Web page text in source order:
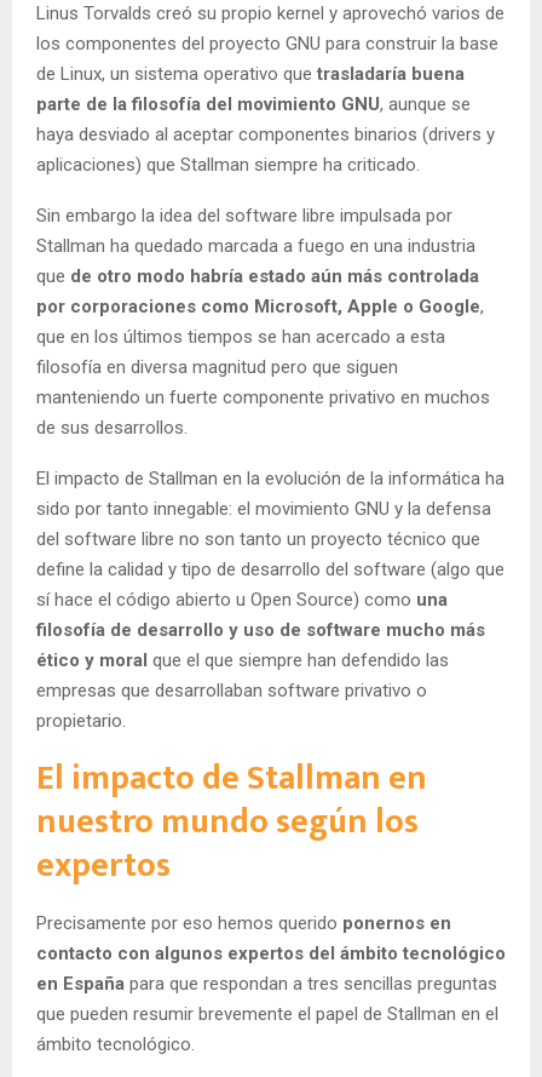
Linus Torvalds creó su propio kernel y aprovechó varios de
los componentes del proyecto GNU para construir la base
de Linux, un sistema operativo que trasladaría buena
parte de la filosofía del movimiento GNU, aunque se
haya desviado al aceptar componentes binarios (drivers y
aplicaciones) que Stallman siempre ha criticado.
Sin embargo la idea del software libre impulsada por
Stallman ha quedado marcada a fuego en una industria
que de otro modo habría estado aún más controlada
por corporaciones como Microsoft, Apple o Google,
que en los últimos tiempos se han acercado a esta
filosofía en diversa magnitud pero que siguen
manteniendo un fuerte componente privativo en muchos
de sus desarrollos.
El impacto de Stallman en la evolución de la informática ha
sido por tanto innegable: el movimiento GNU y la defensa
del software libre no son tanto un proyecto técnico que
define la calidad y tipo de desarrollo del software (algo que
sí hace el código abierto u Open Source) como una
filosofía de desarrollo y uso de software mucho más
ético y moral que el que siempre han defendido las
empresas que desarrollaban software privativo o
propietario.
El impacto de Stallman en
nuestro mundo según los
expertos
Precisamente por eso hemos querido ponernos en
contacto con algunos expertos del ámbito tecnológico
en España para que respondan a tres sencillas preguntas
que pueden resumir brevemente el papel de Stallman en el
ámbito tecnológico.